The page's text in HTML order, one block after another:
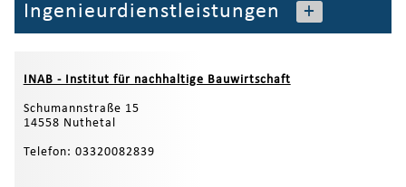
Ingenieurdienstleistungen
+
INAB - Institut für nachhaltige Bauwirtschaft
Schumannstraße 15
14558 Nuthetal
Telefon: 03320082839